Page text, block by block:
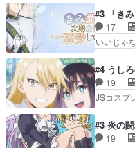
心を許す
ルが止ま
りでエヴ
ラがまじ
の間合い
都子さん
ー現実版
で相手の
50本だっ
した大逆
#3 「き
17
いいじ
の恋愛系
は、
なのに着
は見なく
ぜかヒロ
は…】前
#4 うし
19
JSコス
カちゃん
女って人
#3 炎の
19